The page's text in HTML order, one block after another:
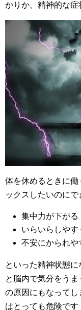
かりか、精神的な症
体を休めるときに
ックスしたいのに
集中力が下がる
いらいらしやす
不安にかられや
といった精神状態
と脳内で気分をう
の原因にもなって
はとっても危険です